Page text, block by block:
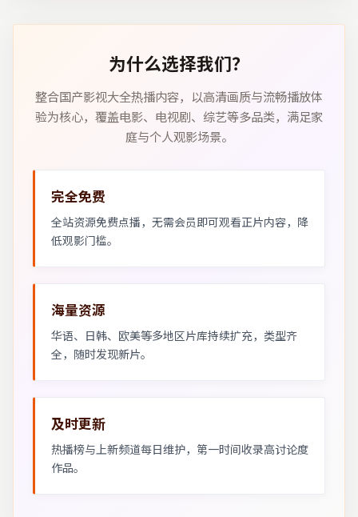
为什么选择我们？
整合国产影视大全热播内容，以高清画质与流畅播放体
验为核心，覆盖电影、电视剧、综艺等多品类，满足家
庭与个人观影场景。
完全免费
全站资源免费点播，无需会员即可观看正片内容，降
低观影门槛。
海量资源
华语、日韩、欧美等多地区片库持续扩充，类型齐
全，随时发现新片。
及时更新
热播榜与上新频道每日维护，第一时间收录高讨论度
作品。